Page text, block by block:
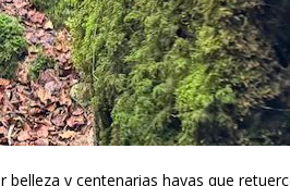
y centenarias hayas que